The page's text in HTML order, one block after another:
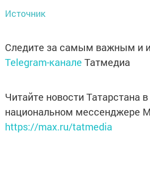
Источник
Следите за самым важным и
Telegram-канале Татмедиа
Читайте новости Татарстана в
национальном мессенджере
https://max.ru/tatmedia